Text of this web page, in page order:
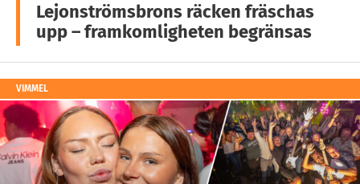
Lejonströmsbrons räcken fräschas
upp – framkomligheten begränsas
VIMMEL